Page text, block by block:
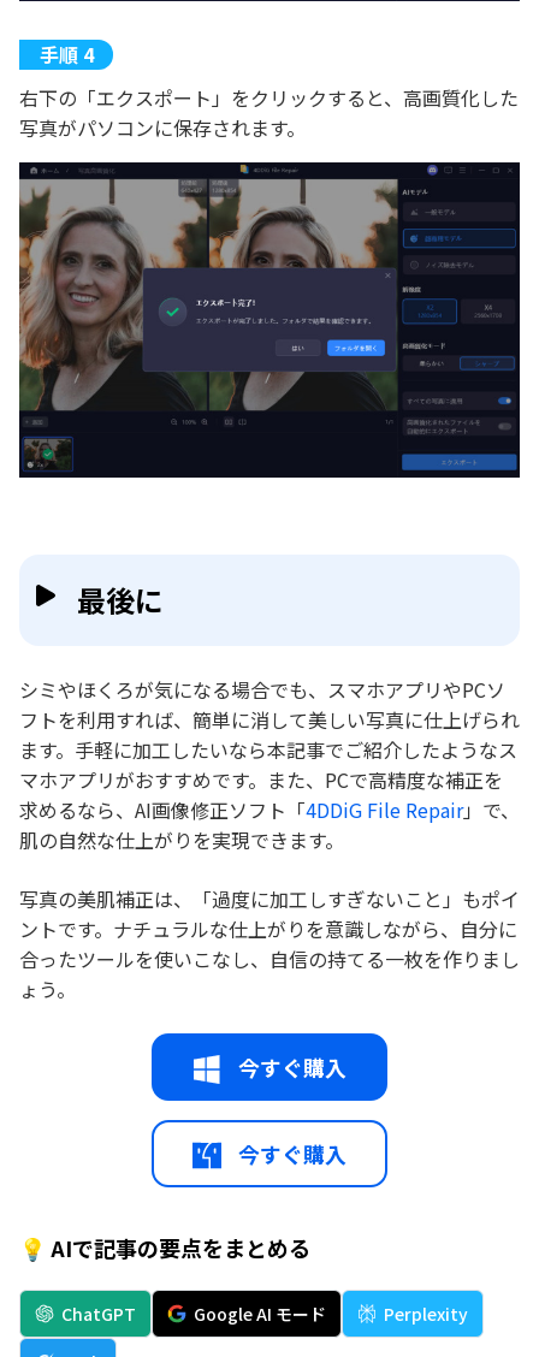
右下の「エクスポート」をクリックすると、高画質化した
写真がパソコンに保存されます。
最後に
シミやほくろが気になる場合でも、スマホアプリやPCソ
フトを利用すれば、簡単に消して美しい写真に仕上げられ
ます。手軽に加工したいなら本記事でご紹介したようなス
マホアプリがおすすめです。また、PCで高精度な補正を
求めるなら、AI画像修正ソフト「4DDiG File Repair」で、
肌の自然な仕上がりを実現できます。
写真の美肌補正は、「過度に加工しすぎないこと」もポイ
ントです。ナチュラルな仕上がりを意識しながら、自分に
合ったツールを使いこなし、自信の持てる一枚を作りまし
ょう。
今すぐ購入
今すぐ購入
💡 AIで記事の要点をまとめる
ChatGPT Google AI モード
Perplexity